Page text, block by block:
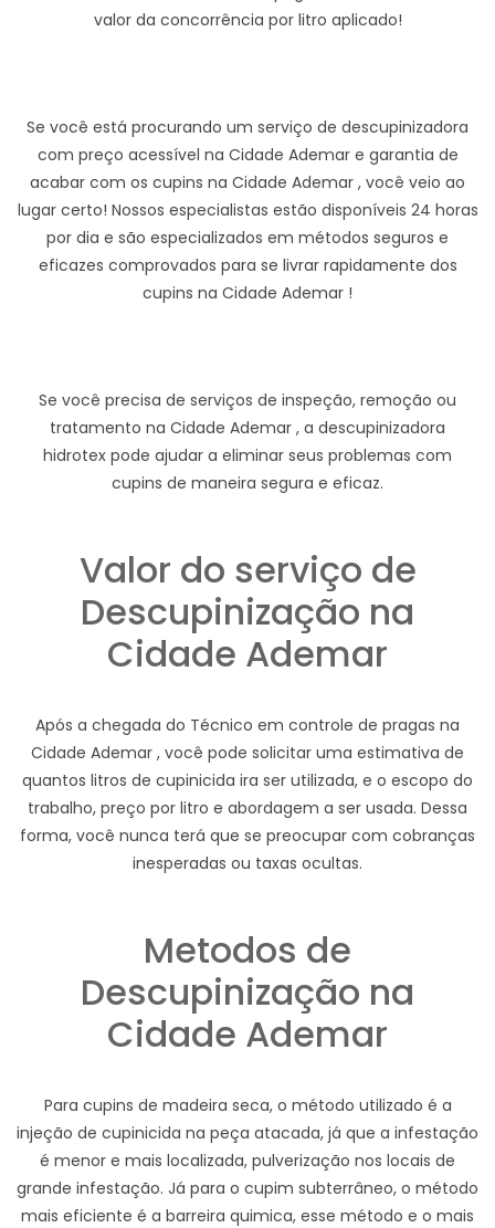
valor da concorrência por litro aplicado!
Se você está procurando um serviço de descupinizadora
com preço acessível na Cidade Ademar e garantia de
acabar com os cupins na Cidade Ademar , você veio ao
lugar certo! Nossos especialistas estão disponíveis 24 horas
por dia e são especializados em métodos seguros e
eficazes comprovados para se livrar rapidamente dos
cupins na Cidade Ademar !
Se você precisa de serviços de inspeção, remoção ou
tratamento na Cidade Ademar , a descupinizadora
hidrotex pode ajudar a eliminar seus problemas com
cupins de maneira segura e eficaz.
Valor do serviço de
Descupinização na
Cidade Ademar
Após a chegada do Técnico em controle de pragas na
Cidade Ademar , você pode solicitar uma estimativa de
quantos litros de cupinicida ira ser utilizada, e o escopo do
trabalho, preço por litro e abordagem a ser usada. Dessa
forma, você nunca terá que se preocupar com cobranças
inesperadas ou taxas ocultas.
Metodos de
Descupinização na
Cidade Ademar
Para cupins de madeira seca, o método utilizado é a
injeção de cupinicida na peça atacada, já que a infestação
é menor e mais localizada, pulverização nos locais de
grande infestação. Já para o cupim subterrâneo, o método
mais eficiente é a barreira quimica, esse método e o mais